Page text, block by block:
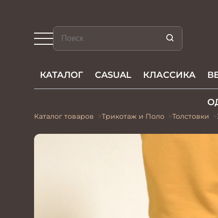
КАТАЛОГ CASUAL КЛАССИКА
Каталог товаров Трикотаж и Поло Толстовки